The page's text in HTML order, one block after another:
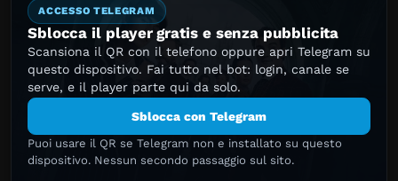
ACCESSO TELEGRAM
Sblocca il player gratis e senza pubblicita
Scansiona il QR con il telefono oppure apri Telegram su
questo dispositivo. Fai tutto nel bot: login, canale se
serve, e il player parte qui da solo.
Sblocca con Telegram
Puoi usare il QR se Telegram non e installato su questo
dispositivo. Nessun secondo passaggio sul sito.